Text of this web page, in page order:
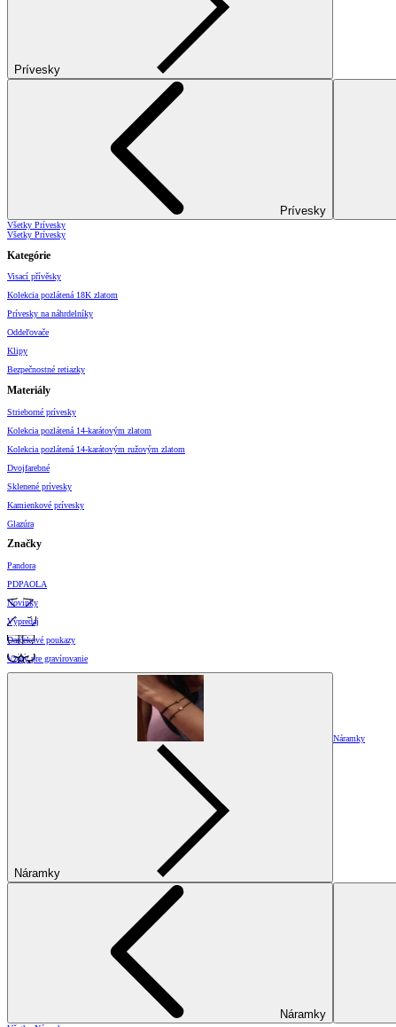
Prívesky
Prívesky
Všetky Prívesky
Všetky Prívesky
Kategórie
Visací přívěsky
Kolekcia pozlátená 18K zlatom
Prívesky na náhrdelníky
Oddeľovače
Klipy
Bezpečnostné retiazky
Materiály
Strieborné prívesky
Kolekcia pozlátená 14-karátovým zlatom
Kolekcia pozlátená 14-karátovým ružovým zlatom
Dvojfarebné
Sklenené prívesky
Kamienkové prívesky
Glazúra
Značky
Pandora
PDPAOLA
Novinky
Výpredaj
Darčekové poukazy
Vzory pre gravírovanie
Náramky
Náramky
Náramky